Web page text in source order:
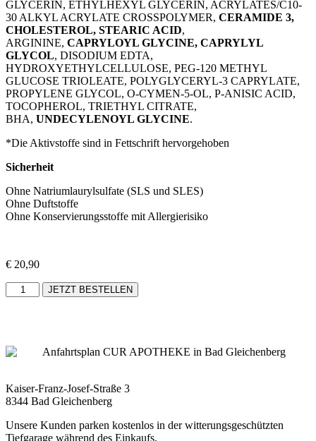
GLYCERIN, ETHYLHEXYL GLYCERIN, ACRYLATES/C10-
30 ALKYL ACRYLATE CROSSPOLYMER, CERAMIDE 3,
CHOLESTEROL, STEARIC ACID,
ARGININE, CAPRYLOYL GLYCINE, CAPRYLYL
GLYCOL, DISODIUM EDTA,
HYDROXYETHYLCELLULOSE, PEG-120 METHYL
GLUCOSE TRIOLEATE, POLYGLYCERYL-3 CAPRYLATE,
PROPYLENE GLYCOL, O-CYMEN-5-OL, P-ANISIC ACID,
TOCOPHEROL, TRIETHYL CITRATE,
BHA, UNDECYLENOYL GLYCINE.
*Die Aktivstoffe sind in Fettschrift hervorgehoben
Sicherheit
Ohne Natriumlaurylsulfate (SLS und SLES)
Ohne Duftstoffe
Ohne Konservierungsstoffe mit Allergierisiko
€ 20,90
JETZT BESTELLEN
Kaiser-Franz-Josef-Straße 3
8344 Bad Gleichenberg
Unsere Kunden parken kostenlos in der witterungsgeschützten
Tiefgarage während des Einkaufs.